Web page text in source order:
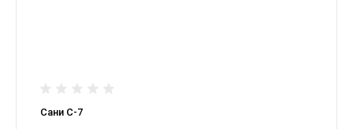
Сани С-7